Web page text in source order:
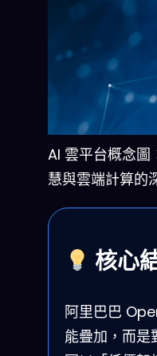
AI 雲平台概念圖
慧與雲端計算的
核心
阿里巴巴
能疊加，而是